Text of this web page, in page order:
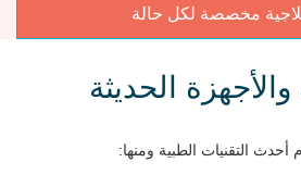
مخصصة لكل حالة
والأجهزة الحديثة
التقنيات الطبية ومنها: